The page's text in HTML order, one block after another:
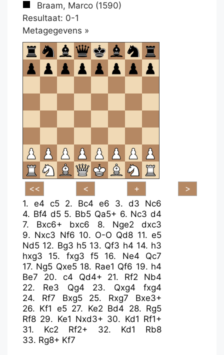
Braam, Marco (1590)
Resultaat: 0-1
Metagegevens »
om
te
openen.
1. e4 c5 2. Bc4 e6 3. d3
Nc6
4. Bf4 d5 5. Bb5 Qa5+ 6. Nc3 d4
7. Bxc6+ bxc6 8. Nge2
dxc3
9. Nxc3 Nf6 10. O-O Qd8 11.e5
Nd5 12. Bg3 h5 13. Qf3 h4 14. h3
hxg3
15. fxg3 f5 16. Ne4
Qc7
17. Ng5 Qxe5 18. Rae1 Qf6 19. h4
Be7
20. c4 Qd4+ 21. Rf2
Nb4
22. Re3 Qg4 23. Qxg4
fxg4
24. Rf7 Bxg5 25. Rxg7
Bxe3+
26. Kf1 e5 27. Ke2 Bd4 28. Rg5
Rf8 29. Ke1 Nxd3+ 30. Kd1 Rf1+
31. Kc2 Rf2+ 32. Kd1
Rb8
33. Rg8+ Kf7